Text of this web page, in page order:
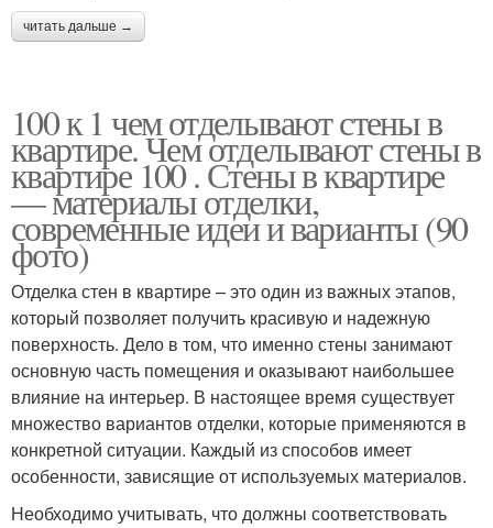
читать дальше →
100 к 1 чем отделывают стены в
квартире. Чем отделывают стены в
квартире 100 . Стены в квартире
— материалы отделки,
современные идеи и варианты (90
фото)
Отделка стен в квартире – это один из важных этапов,
который позволяет получить красивую и надежную
поверхность. Дело в том, что именно стены занимают
основную часть помещения и оказывают наибольшее
влияние на интерьер. В настоящее время существует
множество вариантов отделки, которые применяются в
конкретной ситуации. Каждый из способов имеет
особенности, зависящие от используемых материалов.
Необходимо учитывать, что должны соответствовать